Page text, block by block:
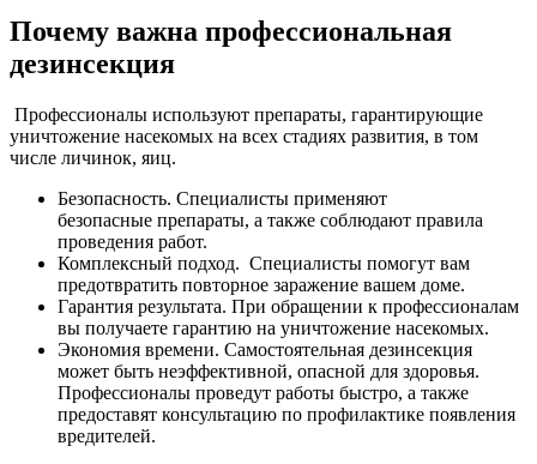
Почему важна профессиональная
дезинсекция
Профессионалы используют препараты, гарантирующие
уничтожение насекомых на всех стадиях развития, в том
числе личинок, яиц.
Безопасность. Специалисты применяют
безопасные препараты, а также соблюдают правила
проведения работ.
Комплексный подход. Специалисты помогут вам
предотвратить повторное заражение вашем доме.
Гарантия результата. При обращении к профессионалам
вы получаете гарантию на уничтожение насекомых.
Экономия времени. Самостоятельная дезинсекция
может быть неэффективной, опасной для здоровья.
Профессионалы проведут работы быстро, а также
предоставят консультацию по профилактике появления
вредителей.